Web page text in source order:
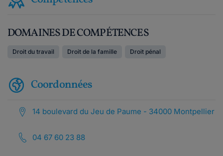
DOMAINES DE COMPÉTENCES
Droit du travail Droit de la famille Droit pénal
Coordonnées
14 boulevard du Jeu de Paume - 34000 Montpellier
04 67 60 23 88